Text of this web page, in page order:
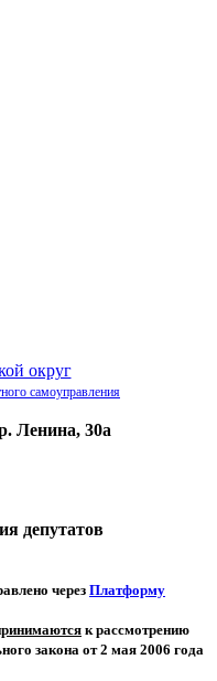
округ
самоуправления
Ленина, 30а
депутатов
через Платформу
к рассмотрению
закона от 2 мая 2006 года